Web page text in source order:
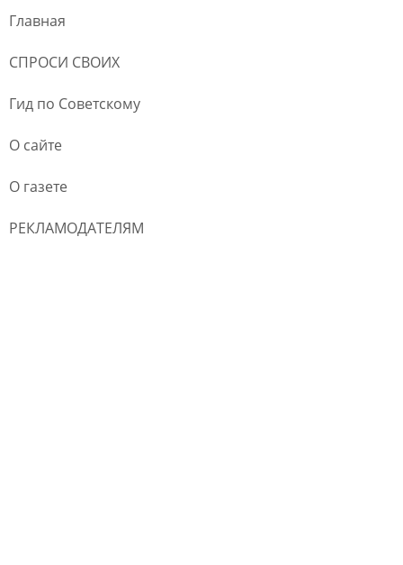
Главная
СПРОСИ СВОИХ
Гид по Советскому
О сайте
О газете
РЕКЛАМОДАТЕЛЯМ